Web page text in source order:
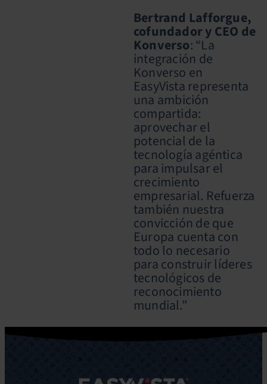
Bertrand Lafforgue,
cofundador y CEO de
Konverso: “La
integración de
Konverso en
EasyVista representa
una ambición
compartida:
aprovechar el
potencial de la
tecnología agéntica
para impulsar el
crecimiento
empresarial. Refuerza
también nuestra
convicción de que
Europa cuenta con
todo lo necesario
para construir líderes
tecnológicos de
reconocimiento
mundial.”